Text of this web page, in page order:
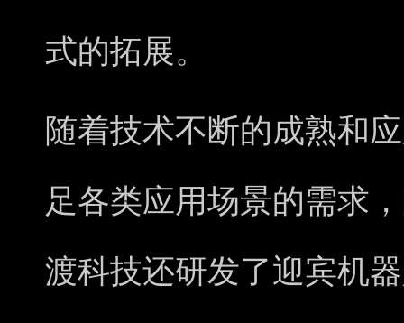
式的拓展。
随着技术不断的成熟和
足各类应用场景的需求
渡科技还研发了迎宾机